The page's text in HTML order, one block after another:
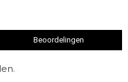
Beoordelingen